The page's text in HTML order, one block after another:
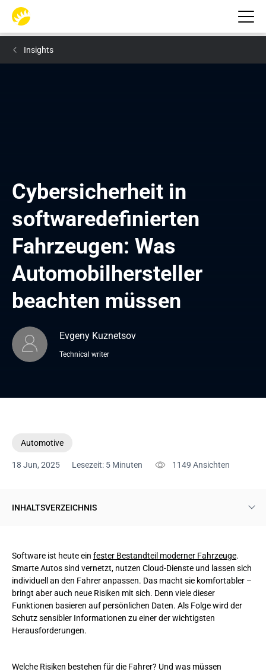
Insights
Cybersicherheit in
softwaredefinierten
Fahrzeugen: Was
Automobilhersteller
beachten müssen
Evgeny Kuznetsov
Technical writer
Automotive
18 Jun, 2025 Lesezeit: 5 Minuten 1149 Ansichten
INHALTSVERZEICHNIS
Mobile Apps
Malware
Server
Software
Software ist heute ein fester Bestandteil moderner Fahrzeuge.
Smarte Autos sind vernetzt, nutzen Cloud-Dienste und lassen sich
individuell an den Fahrer anpassen. Das macht sie komfortabler –
bringt aber auch neue Risiken mit sich. Denn viele dieser
Funktionen basieren auf persönlichen Daten. Als Folge wird der
Schutz sensibler Informationen zu einer der wichtigsten
Herausforderungen.
Welche Risiken bestehen für die Fahrer? Und was müssen